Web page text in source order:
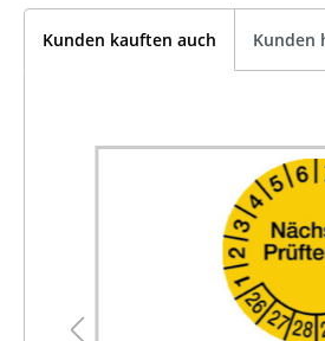
Kunden kauften auch Kunden